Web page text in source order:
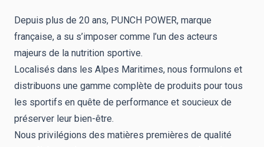
Depuis plus de 20 ans, PUNCH POWER, marque
française, a su s’imposer comme l’un des acteurs
majeurs de la nutrition sportive.
Localisés dans les Alpes Maritimes, nous formulons et
distribuons une gamme complète de produits pour tous
les sportifs en quête de performance et soucieux de
préserver leur bien-être.
Nous privilégions des matières premières de qualité